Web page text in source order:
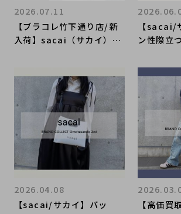
【ブラコレ竹下通り店/新
入荷】sacai（サカイ）×
しました
2026.07.11
【sacai/
ン性際立
すめのワ
します！
【sacai/サカイ】バッ
2026.04.08
【高価